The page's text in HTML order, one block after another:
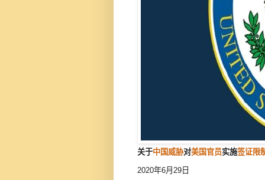
关于中国威胁对美国 官员实施签证限
2020年6月29日